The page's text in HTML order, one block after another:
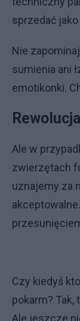
sprzedać
Nie
sumienia ani
emotikonki.
Ale w
zwierzętach
uznajemy za
Czy kiedyś
pokarm? Tak,
Ale jeszcze